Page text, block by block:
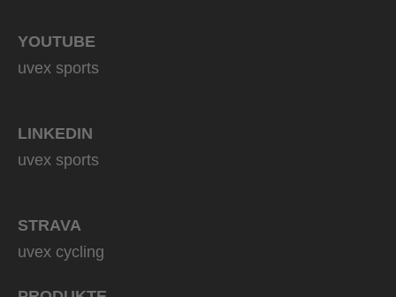
YOUTUBE
uvex sports
LINKEDIN
uvex sports
STRAVA
uvex cycling